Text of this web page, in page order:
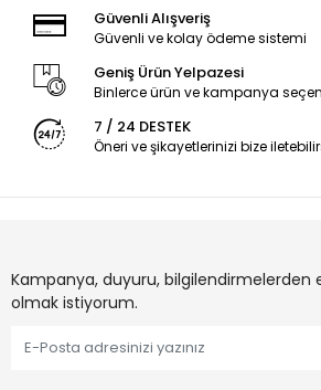
Güvenli Alışveriş
Güvenli ve kolay ödeme sistemi
Geniş Ürün Yelpazesi
Binlerce ürün ve kampanya
7 / 24 DESTEK
Öneri ve şikayetlerinizi bize
Kampanya, duyuru,
olmak istiyorum.